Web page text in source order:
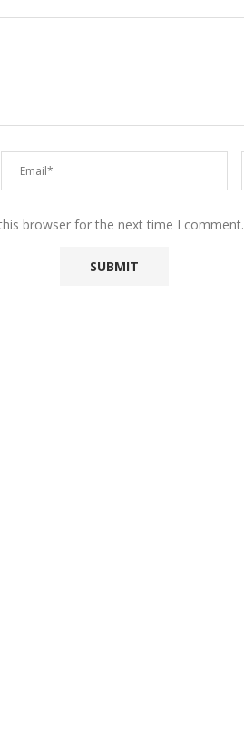
browser for the next time I comment.